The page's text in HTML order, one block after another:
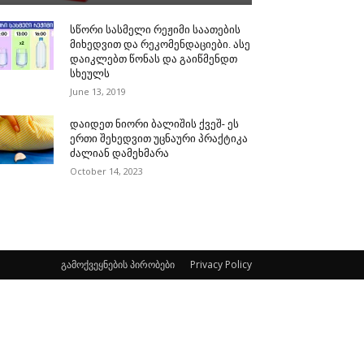
სწორი სასმელი რეჟიმი საათების
მიხედვით და რეკომენდაციები. ასე
დაიკლებთ წონას და გაიწმენდთ
სხეულს
June 13, 2019
დაიდეთ ნიორი ბალიშის ქვეშ- ეს
ერთი შეხედვით უცნაური პრაქტიკა
ძალიან დამეხმარა
October 14, 2023
გამოქვეყნების პირობები Privacy Policy